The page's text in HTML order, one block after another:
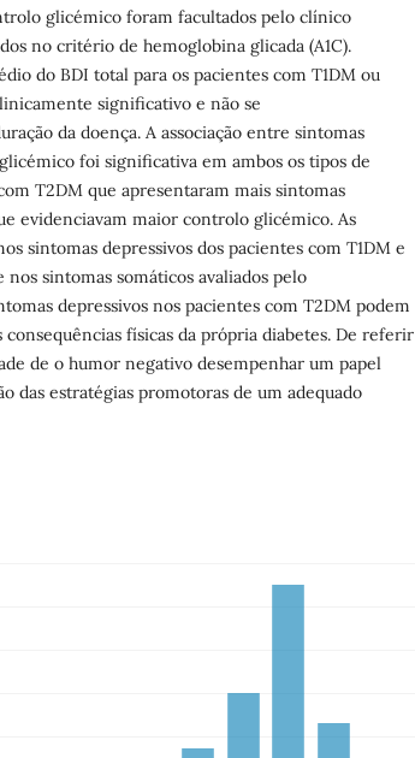
glicémico foram facultados pelo clínico
no critério de hemoglobina glicada (A1C).
do BDI total para os pacientes com T1DM ou
significativo e não se
da doença. A associação entre sintomas
foi significativa em ambos os tipos de
T2DM que apresentaram mais sintomas
evidenciavam maior controlo glicémico. As
sintomas depressivos dos pacientes com T1DM e
sintomas somáticos avaliados pelo
depressivos nos pacientes com T2DM podem
físicas da própria diabetes. De referir
de o humor negativo desempenhar um papel
das estratégias promotoras de um adequado